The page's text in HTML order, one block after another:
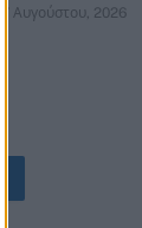
7 Αυγούστου, 2026